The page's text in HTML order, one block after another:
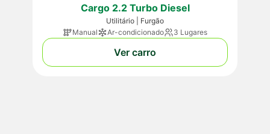
Cargo 2.2 Turbo Diesel
Utilitário | Furgão
Manual
Ar-condicionado 3 Lugares
Ver carro